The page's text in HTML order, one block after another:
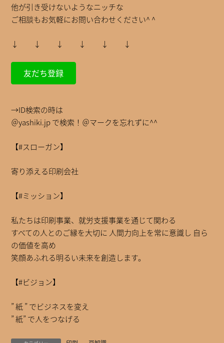
他が引き受けないようなニッチな
ご相談もお気軽にお問い合わせください^ ^
↓ ↓ ↓ ↓ ↓ ↓
友だち登録
→ID検索の時は
＠yashiki.jp で検索！＠マークを忘れずに^^
【#スローガン】
寄り添える印刷会社
【#ミッション】
私たちは印刷事業、就労支援事業を通じて関わる
すべての人とのご縁を大切に 人間力向上を常に意識し 自ら
の価値を高め
笑顔あふれる明るい未来を創造します。
【#ビジョン】
” 紙 ” でビジネスを変え
” 紙” で人をつなげる